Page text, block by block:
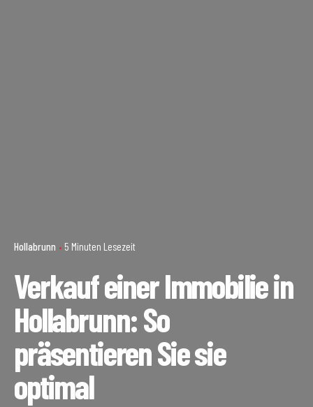
Hollabrunn 5 Minuten Lesezeit
Verkauf einer Immobilie in
Hollabrunn: So
präsentieren Sie sie
optimal